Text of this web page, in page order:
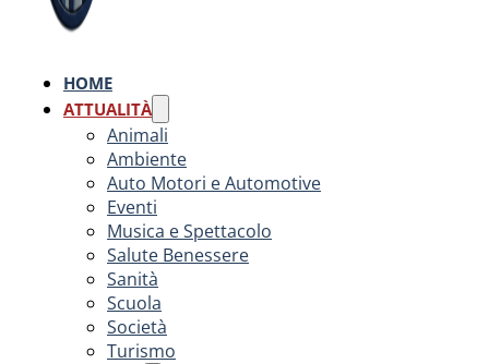
HOME
ATTUALITÀ
Animali
Ambiente
Auto Motori e Automotive
Eventi
Musica e Spettacolo
Salute Benessere
Sanità
Scuola
Società
Turismo